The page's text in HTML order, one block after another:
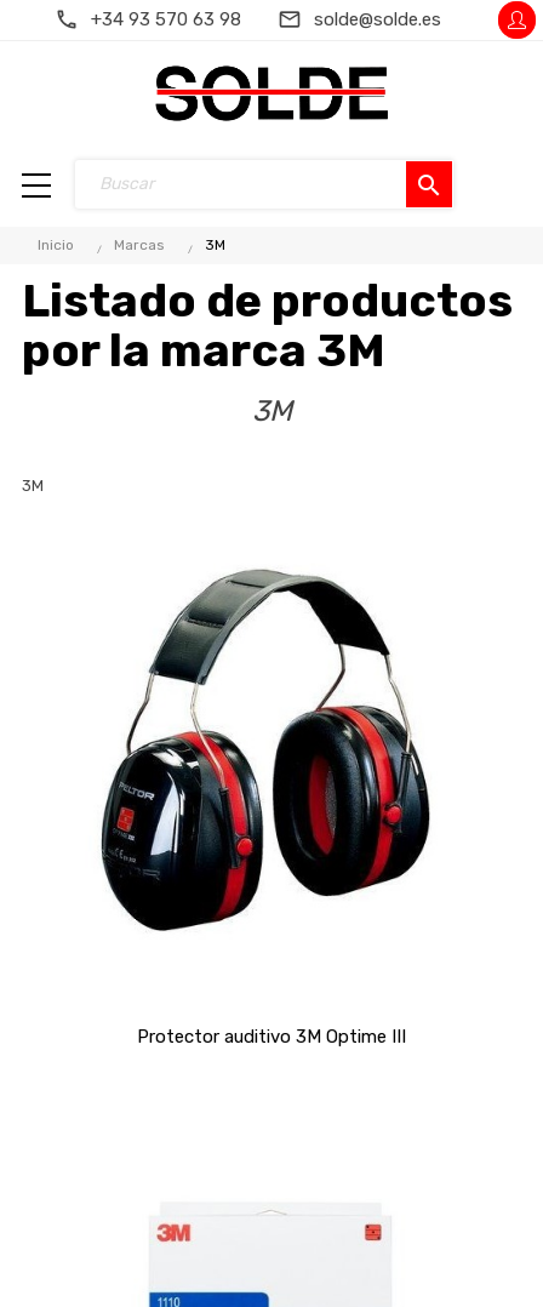
+34 93 570 63 98 solde@solde.es
search
Inicio Marcas 3M
Listado de productos
por la marca 3M
3M
3M
Protector auditivo 3M Optime III